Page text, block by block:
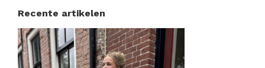
Recente artikelen